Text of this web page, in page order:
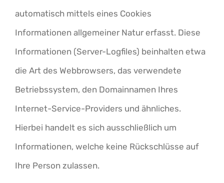
automatisch mittels eines Cookies
Informationen allgemeiner Natur erfasst. Diese
Informationen (Server-Logfiles) beinhalten etwa
die Art des Webbrowsers, das verwendete
Betriebssystem, den Domainnamen Ihres
Internet-Service-Providers und ähnliches.
Hierbei handelt es sich ausschließlich um
Informationen, welche keine Rückschlüsse auf
Ihre Person zulassen.